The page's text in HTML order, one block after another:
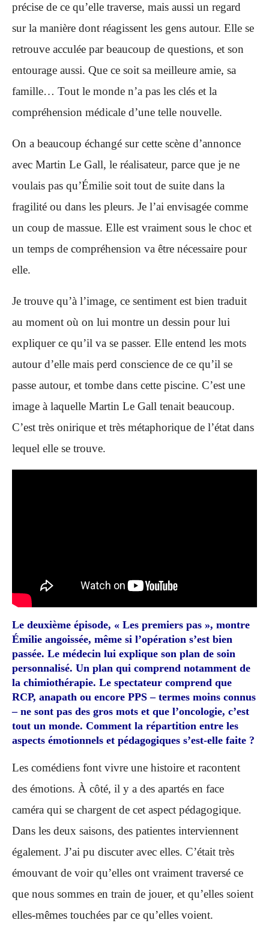
précise de ce qu’elle traverse, mais aussi un regard
sur la manière dont réagissent les gens autour. Elle se
retrouve acculée par beaucoup de questions, et son
entourage aussi. Que ce soit sa meilleure amie, sa
famille… Tout le monde n’a pas les clés et la
compréhension médicale d’une telle nouvelle.
On a beaucoup échangé sur cette scène d’annonce
avec Martin Le Gall, le réalisateur, parce que je ne
voulais pas qu’Émilie soit tout de suite dans la
fragilité ou dans les pleurs. Je l’ai envisagée comme
un coup de massue. Elle est vraiment sous le choc et
un temps de compréhension va être nécessaire pour
elle.
Je trouve qu’à l’image, ce sentiment est bien traduit
au moment où on lui montre un dessin pour lui
expliquer ce qu’il va se passer. Elle entend les mots
autour d’elle mais perd conscience de ce qu’il se
passe autour, et tombe dans cette piscine. C’est une
image à laquelle Martin Le Gall tenait beaucoup.
C’est très onirique et très métaphorique de l’état dans
lequel elle se trouve.
Le deuxième épisode, « Les premiers pas », montre
Émilie angoissée, même si l’opération s’est bien
passée. Le médecin lui explique son plan de soin
personnalisé. Un plan qui comprend notamment de
la chimiothérapie. Le spectateur comprend que
RCP, anapath ou encore PPS – termes moins connus
– ne sont pas des gros mots et que l’oncologie, c’est
tout un monde. Comment la répartition entre les
aspects émotionnels et pédagogiques s’est-elle faite ?
Les comédiens font vivre une histoire et racontent
des émotions. À côté, il y a des apartés en face
caméra qui se chargent de cet aspect pédagogique.
Dans les deux saisons, des patientes interviennent
également. J’ai pu discuter avec elles. C’était très
émouvant de voir qu’elles ont vraiment traversé ce
que nous sommes en train de jouer, et qu’elles soient
elles-mêmes touchées par ce qu’elles voient.